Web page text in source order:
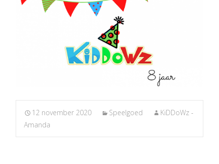
12 november 2020 Speelgoed
KiDDoWz -
Amanda